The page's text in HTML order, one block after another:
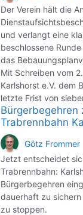
Der Verein hält die
und verlangt eine
beschlossene
das
Mit Schreiben vom
Karlshorst e.V. dem
letzte Frist von
Trabrennbahn
Götz Frommer
Jetzt entscheidet
Trabrennbahn:
Bürgerbegehren
dauerhaft zu
zu stoppen.